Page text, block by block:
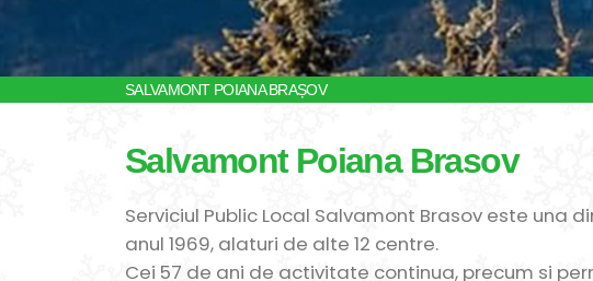
SALVAMONT POIANA BRAȘOV
Salvamont Poiana Brasov
Serviciul Public Local Salvamont Brasov este
anul 1969, alaturi de alte 12 centre.
Cei 57 de ani de activitate continua, precum si